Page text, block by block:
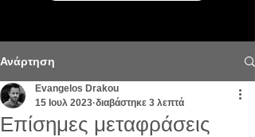
Ανάρτηση
Επίσημες μεταφράσεις
Evangelos Drakou
15 Ιουλ 2023 διαβάστηκε 3 λεπτά